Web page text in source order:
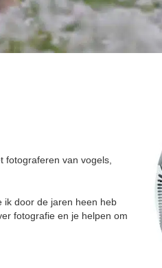
fotograferen van vogels,
ik door de jaren heen heb
fotografie en je helpen om